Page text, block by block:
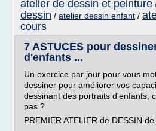
atelier de dessin et peinture
dessin / atelier dessin enfant /
cours
7 ASTUCES pour
d'enfants ...
Un exercice par jour pour vous
dessiner pour améliorer vos
dessinant des portraits d'enfants,
pas ?
PREMIER ATELIER de DESSIN